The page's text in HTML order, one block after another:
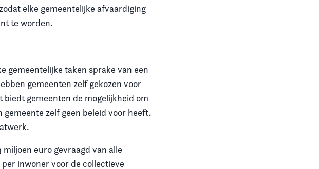
elke gemeentelijke afvaardiging
te worden.
gemeentelijke taken sprake van een
gemeenten zelf gekozen voor
biedt gemeenten de mogelijkheid om
zelf geen beleid voor heeft.
euro gevraagd van alle
inwoner voor de collectieve